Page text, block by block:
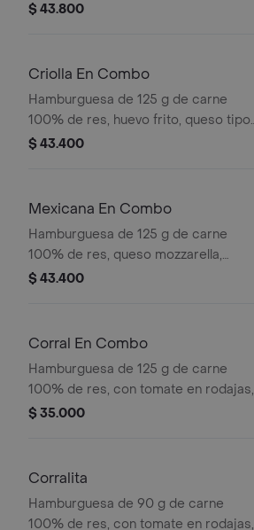
tortillas de maíz, tomate, lechuga y
$ 43.800
Criolla En Combo
Hamburguesa de 125 g de carne
100% de res, huevo frito, queso tipo
mozzarella, cebolla grillé, tomate en
pet
$ 43.400
Mexicana En Combo
Hamburguesa de 125 g de carne
100% de res, queso mozzarella,
guacamole, fríjol refrito, tomate,
bebida pet
$ 43.400
Corral En Combo
Hamburguesa de 125 g de carne
100% de res, con tomate en rodajas,
cebolla en rodajas, lechuga y salsas
$ 35.000
Corralita
Hamburguesa de 90 g de carne
100% de res, con tomate en rodajas,